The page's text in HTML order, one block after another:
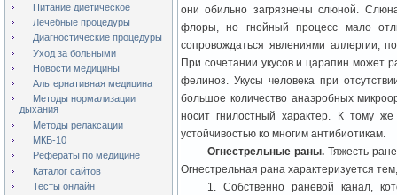
Питание диетическое
Лечебные процедуры
Диагностические процедуры
Уход за больными
Новости медицины
Альтернативная медицина
Методы нормализации
дыхания
Методы релаксации
МКБ-10
Рефераты по медицине
Каталог сайтов
Тесты онлайн
они обильно загрязнены слюной.
флоры, но гнойный процесс мало
сопровождаться явлениями аллергии,
При сочетании укусов и царапин может
фелиноз. Укусы человека при
большое количество анаэробных
носит гнилостный характер. К тому
устойчивостью ко многим антибиотикам.
Огнестрельные раны. Тяжесть
Огнестрельная рана характеризуется
1. Собственно раневой канал,